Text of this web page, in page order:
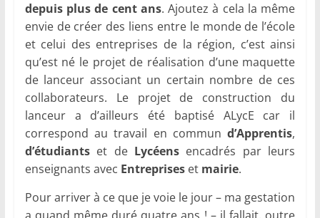
depuis plus de cent ans. Ajoutez à cela la même
envie de créer des liens entre le monde de l’école
et celui des entreprises de la région, c’est ainsi
qu’est né le projet de réalisation d’une maquette
de lanceur associant un certain nombre de ces
collaborateurs. Le projet de construction du
lanceur a d’ailleurs été baptisé ALycE car il
correspond au travail en commund’Apprentis,
d’étudiantset de Lycéensencadrés par leurs
enseignants avec Entrepriseset mairie.
Pour arriver à ce que je voie le jour – ma gestation